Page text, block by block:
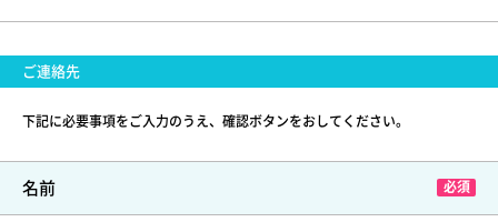
ご連絡先
下記に必要事項をご入力のうえ、確認ボタンをおしてください。
名前